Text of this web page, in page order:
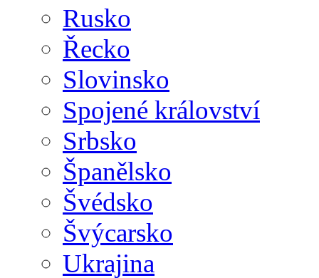
Rusko
Řecko
Slovinsko
Spojené království
Srbsko
Španělsko
Švédsko
Švýcarsko
Ukrajina